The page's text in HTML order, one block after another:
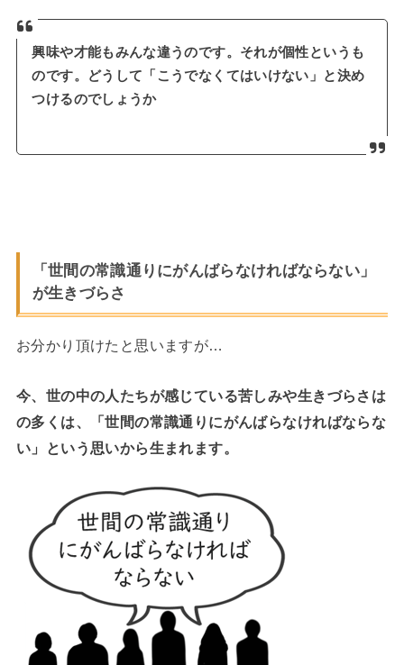
興味や才能もみんな違うのです。それが個性というも
のです。どうして「こうでなくてはいけない」と決め
つけるのでしょうか
「世間の常識通りにがんばらなければならない」
が生きづらさ
お分かり頂けたと思いますが…
今、世の中の人たちが感じている苦しみや生きづらさは
の多くは、「世間の常識通りにがんばらなければならな
い」という思いから生まれます。